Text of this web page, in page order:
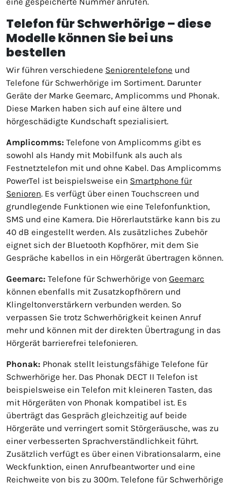
Telefon für Schwerhörige – diese
Modelle können Sie bei uns
bestellen
Wir führen verschiedene Seniorentelefone und
Telefone für Schwerhörige im Sortiment. Darunter
Geräte der Marke Geemarc, Amplicomms und Phonak.
Diese Marken haben sich auf eine ältere und
hörgeschädigte Kundschaft spezialisiert.
Amplicomms: Telefone von Amplicomms gibt es
sowohl als Handy mit Mobilfunk als auch als
Festnetztelefon mit und ohne Kabel. Das Amplicomms
PowerTel ist beispielsweise ein Smartphone für
Senioren. Es verfügt über einen Touchscreen und
grundlegende Funktionen wie eine Telefonfunktion,
SMS und eine Kamera. Die Hörerlautstärke kann bis zu
40 dB eingestellt werden. Als zusätzliches Zubehör
eignet sich der Bluetooth Kopfhörer, mit dem Sie
Gespräche kabellos in ein Hörgerät übertragen können.
Geemarc: Telefone für Schwerhörige von Geemarc
können ebenfalls mit Zusatzkopfhörern und
Klingeltonverstärkern verbunden werden. So
verpassen Sie trotz Schwerhörigkeit keinen Anruf
mehr und können mit der direkten Übertragung in das
Hörgerät barrierefrei telefonieren.
Phonak: Phonak stellt leistungsfähige Telefone für
Schwerhörige her. Das Phonak DECT II Telefon ist
beispielsweise ein Telefon mit kleineren Tasten, das
mit Hörgeräten von Phonak kompatibel ist. Es
überträgt das Gespräch gleichzeitig auf beide
Hörgeräte und verringert somit Störgeräusche, was zu
einer verbesserten Sprachverständlichkeit führt.
Zusätzlich verfügt es über einen Vibrationsalarm, eine
Weckfunktion, einen Anrufbeantworter und eine
Reichweite von bis zu 300m. Telefone für Schwerhörige